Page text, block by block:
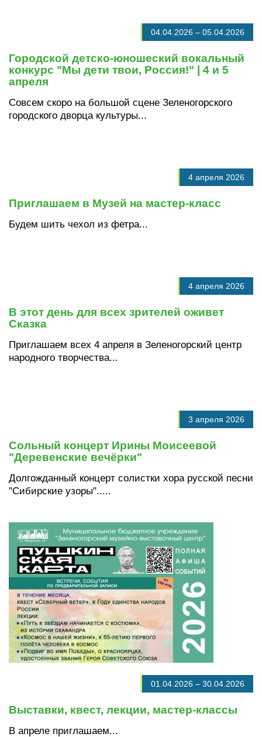
04.04.2026 – 05.04.2026
Городской детско-юношеский вокальный
конкурс "Мы дети твои, Россия!" | 4 и 5
апреля
Совсем скоро на большой сцене Зеленогорского
городского дворца культуры...
4 апреля 2026
Приглашаем в Музей на мастер-класс
Будем шить чехол из фетра...
4 апреля 2026
В этот день для всех зрителей оживет
Сказка
Приглашаем всех 4 апреля в Зеленогорский центр
народного творчества...
3 апреля 2026
Сольный концерт Ирины Моисеевой
"Деревенские вечёрки"
Долгожданный концерт солистки хора русской песни
"Сибирские узоры".....
01.04.2026 – 30.04.2026
Выставки, квест, лекции, мастер-классы
В апреле приглашаем...